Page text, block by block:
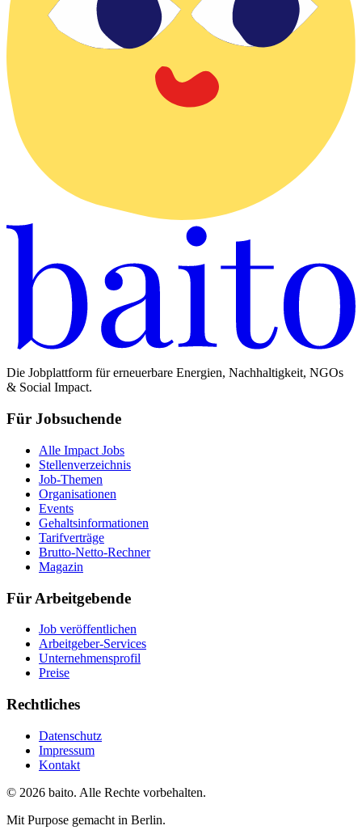
Die Jobplattform für erneuerbare Energien, Nachhaltigkeit, NGOs
& Social Impact.
Für Jobsuchende
Alle Impact Jobs
Stellenverzeichnis
Job-Themen
Organisationen
Events
Gehaltsinformationen
Tarifverträge
Brutto-Netto-Rechner
Magazin
Für Arbeitgebende
Job veröffentlichen
Arbeitgeber-Services
Unternehmensprofil
Preise
Rechtliches
Datenschutz
Impressum
Kontakt
© 2026 baito. Alle Rechte vorbehalten.
Mit Purpose gemacht in Berlin.